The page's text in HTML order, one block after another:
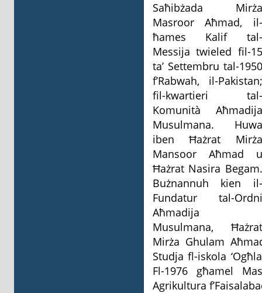
Saħibżada Mirża
Masroor Aħmad, il-
ħames Kalif tal-
Messija twieled fil-15
ta’ Settembru tal-1950
f’Rabwah, il-Pakistan;
fil-kwartieri tal-
Komunità Aħmadija
Musulmana. Huwa
iben Ħażrat Mirża
Mansoor Aħmad u
Ħażrat Nasira Begam.
Bużnannuh kien il-
Fundatur tal-Ordni
Aħmadija
Musulmana, Ħażrat
Mirża Ghulam
Studja fl-iskola
Fl-1976 għamel
Agrikultura